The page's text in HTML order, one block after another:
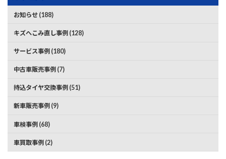
お知らせ (188)
キズへこみ直し事例 (128)
サービス事例 (180)
中古車販売事例 (7)
持込タイヤ交換事例 (51)
新車販売事例 (9)
車検事例 (68)
車買取事例 (2)